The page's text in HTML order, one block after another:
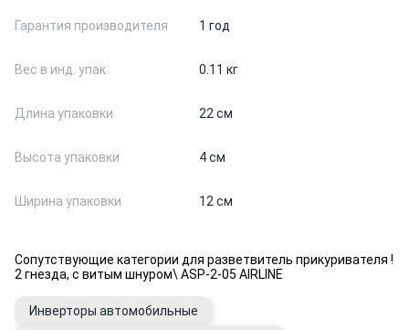
Гарантия производителя 1 год
Вес в инд. упак. 0.11 кг
Длина упаковки 22 см
Высота упаковки 4 см
Ширина упаковки 12 см
Сопутствующие категории для разветвитель прикуривателя !
2 гнезда, с витым шнуром\ ASP-2-05 AIRLINE
Инверторы автомобильные